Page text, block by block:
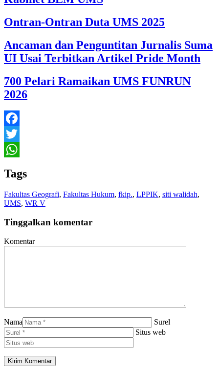
Ontran-Ontran Duta UMS 2025
Ancaman dan Penguntitan Jurnalis Suma
UI Usai Terbitkan Artikel Pride Month
700 Pelari Ramaikan UMS FUNRUN
2026
Facebook
Twitter
Tags
Fakultas Geografi, Fakultas Hukum, fkip., LPPIK, siti walidah,
UMS, WR V
Tinggalkan komentar
Komentar
Nama
Surel
Situs web